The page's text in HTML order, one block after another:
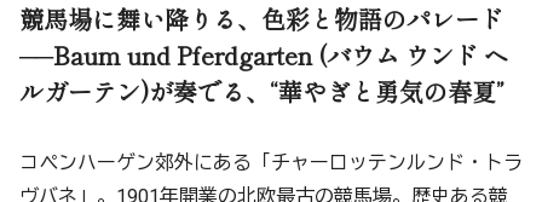
競馬場に舞い降りる、色彩と物語のパレード
──Baum und Pferdgarten (バウム ウンド ヘ
ルガーテン)が奏でる、“華やぎと勇気の春夏”
コペンハーゲン郊外にある「チャーロッテンルンド・トラ
ヴバネ」。1901年開業の北欧最古の競馬場。歴史ある競